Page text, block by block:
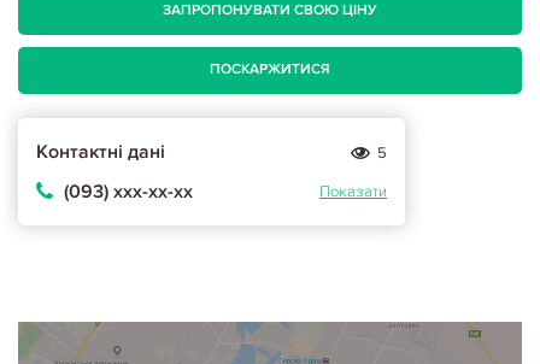
ЗАПРОПОНУВАТИ СВОЮ ЦІНУ
ПОСКАРЖИТИСЯ
Контактні дані 5
(093) ххх-хх-хх Показати